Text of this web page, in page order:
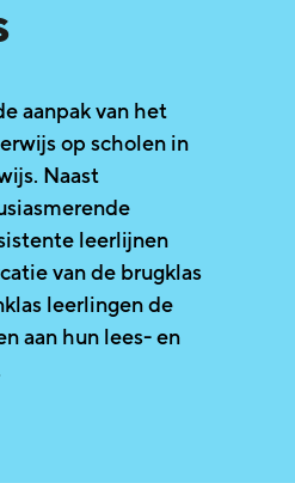
aanpak van het
op scholen in
Naast
leerlijnen
van de brugklas
leerlingen de
aan hun lees- en